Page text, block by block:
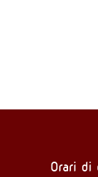
Orari di